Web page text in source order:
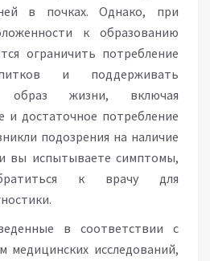
в почках. Однако, при
к образованию
ограничить потребление
и поддерживать
образ жизни, включая
и достаточное потребление
подозрения на наличие
вы испытываете симптомы,
к врачу для
в соответствии с
медицинских исследований,